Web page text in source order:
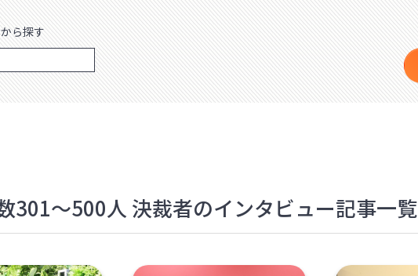
から探す
301〜500人 決裁者のインタビュー記事一覧